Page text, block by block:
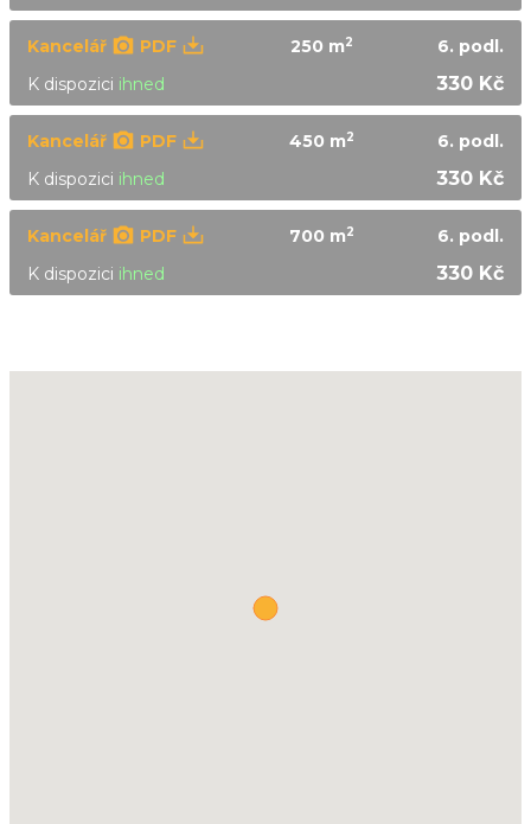
Kancelář PDF 250 m2 6. podl.
330 Kč
K dispozici ihned
Kancelář PDF 450 m2 6. podl.
330 Kč
K dispozici ihned
Kancelář PDF 700 m2 6. podl.
330 Kč
K dispozici ihned